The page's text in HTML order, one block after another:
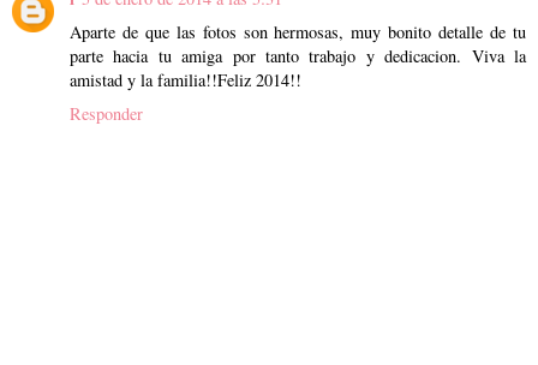
Aparte de que las fotos son hermosas, muy bonito detalle de tu
parte hacia tu amiga por tanto trabajo y dedicacion. Viva la
amistad y la familia!!Feliz 2014!!
Responder